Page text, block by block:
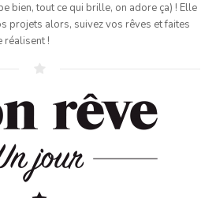
bien, tout ce qui brille, on adore ça) ! Elle
projets alors, suivez vos rêves et faites
réalisent !